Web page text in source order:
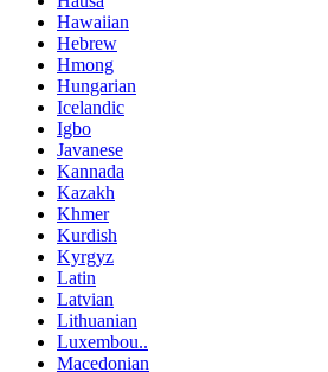
Hawaiian
Hebrew
Hmong
Hungarian
Icelandic
Igbo
Javanese
Kannada
Kazakh
Khmer
Kurdish
Kyrgyz
Latin
Latvian
Lithuanian
Luxembou..
Macedonian